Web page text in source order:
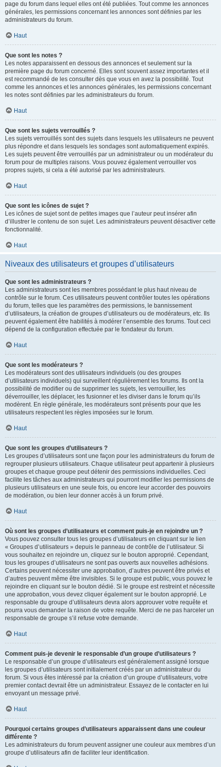
page du forum dans lequel elles ont été publiées. Tout comme les annonces
générales, les permissions concernant les annonces sont définies par les
administrateurs du forum.
Haut
Que sont les notes ?
Les notes apparaissent en dessous des annonces et seulement sur la
première page du forum concerné. Elles sont souvent assez importantes et il
est recommandé de les consulter dès que vous en avez la possibilité. Tout
comme les annonces et les annonces générales, les permissions concernant
les notes sont définies par les administrateurs du forum.
Haut
Que sont les sujets verrouillés ?
Les sujets verrouillés sont des sujets dans lesquels les utilisateurs ne peuvent
plus répondre et dans lesquels les sondages sont automatiquement expirés.
Les sujets peuvent être verrouillés par un administrateur ou un modérateur du
forum pour de multiples raisons. Vous pouvez également verrouiller vos
propres sujets, si cela a été autorisé par les administrateurs.
Haut
Que sont les icônes de sujet ?
Les icônes de sujet sont de petites images que l’auteur peut insérer afin
d’illustrer le contenu de son sujet. Les administrateurs peuvent désactiver cette
fonctionnalité.
Haut
Niveaux des utilisateurs et groupes d’utilisateurs
Que sont les administrateurs ?
Les administrateurs sont les membres possédant le plus haut niveau de
contrôle sur le forum. Ces utilisateurs peuvent contrôler toutes les opérations
du forum, telles que les paramètres des permissions, le bannissement
d’utilisateurs, la création de groupes d’utilisateurs ou de modérateurs, etc. Ils
peuvent également être habilités à modérer l’ensemble des forums. Tout ceci
dépend de la configuration effectuée par le fondateur du forum.
Haut
Que sont les modérateurs ?
Les modérateurs sont des utilisateurs individuels (ou des groupes
d’utilisateurs individuels) qui surveillent régulièrement les forums. Ils ont la
possibilité de modifier ou de supprimer les sujets, les verrouiller, les
déverrouiller, les déplacer, les fusionner et les diviser dans le forum qu’ils
modèrent. En règle générale, les modérateurs sont présents pour que les
utilisateurs respectent les règles imposées sur le forum.
Haut
Que sont les groupes d’utilisateurs ?
Les groupes d’utilisateurs sont une façon pour les administrateurs du forum de
regrouper plusieurs utilisateurs. Chaque utilisateur peut appartenir à plusieurs
groupes et chaque groupe peut détenir des permissions individuelles. Ceci
facilite les tâches aux administrateurs qui pourront modifier les permissions de
plusieurs utilisateurs en une seule fois, ou encore leur accorder des pouvoirs
de modération, ou bien leur donner accès à un forum privé.
Haut
Où sont les groupes d’utilisateurs et comment puis-je en rejoindre un ?
Vous pouvez consulter tous les groupes d’utilisateurs en cliquant sur le lien
« Groupes d’utilisateurs » depuis le panneau de contrôle de l’utilisateur. Si
vous souhaitez en rejoindre un, cliquez sur le bouton approprié. Cependant,
tous les groupes d’utilisateurs ne sont pas ouverts aux nouvelles adhésions.
Certains peuvent nécessiter une approbation, d’autres peuvent être privés et
d’autres peuvent même être invisibles. Si le groupe est public, vous pouvez le
rejoindre en cliquant sur le bouton dédié. Si le groupe est restreint et nécessite
une approbation, vous devez cliquer également sur le bouton approprié. Le
responsable du groupe d’utilisateurs devra alors approuver votre requête et
pourra vous demander la raison de votre requête. Merci de ne pas harceler un
responsable de groupe s’il refuse votre demande.
Haut
Comment puis-je devenir le responsable d’un groupe d’utilisateurs ?
Le responsable d’un groupe d’utilisateurs est généralement assigné lorsque
les groupes d’utilisateurs sont initialement créés par un administrateur du
forum. Si vous êtes intéressé par la création d’un groupe d’utilisateurs, votre
premier contact devrait être un administrateur. Essayez de le contacter en lui
envoyant un message privé.
Haut
Pourquoi certains groupes d’utilisateurs apparaissent dans une couleur
différente ?
Les administrateurs du forum peuvent assigner une couleur aux membres d’un
groupe d’utilisateurs afin de faciliter leur identification.